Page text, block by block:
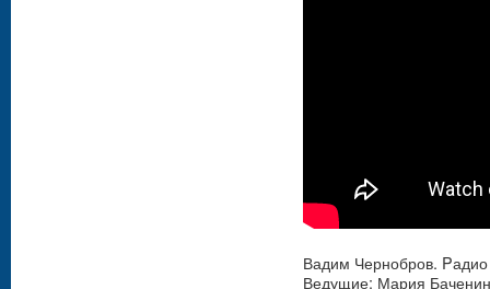
Вадим Чернобров.
Ведущие: Мария